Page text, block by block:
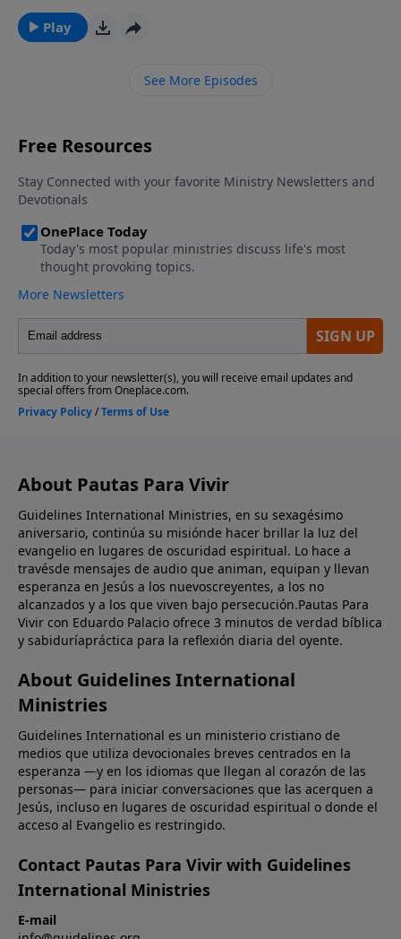
Play
See More Episodes
About Pautas Para Vivir
Guidelines International Ministries, en su sexagésimo
aniversario, continúa su misiónde hacer brillar la luz del
evangelio en lugares de oscuridad espiritual. Lo hace a
travésde mensajes de audio que animan, equipan y llevan
esperanza en Jesús a los nuevoscreyentes, a los no
alcanzados y a los que viven bajo persecución.Pautas Para
Vivir con Eduardo Palacio ofrece 3 minutos de verdad bíblica
y sabiduríapráctica para la reflexión diaria del oyente.
About Guidelines International
Ministries
Guidelines International es un ministerio cristiano de
medios que utiliza devocionales breves centrados en la
esperanza —y en los idiomas que llegan al corazón de las
personas— para iniciar conversaciones que las acerquen a
Jesús, incluso en lugares de oscuridad espiritual o donde el
acceso al Evangelio es restringido.
Contact Pautas Para Vivir with Guidelines
International Ministries
E-mail